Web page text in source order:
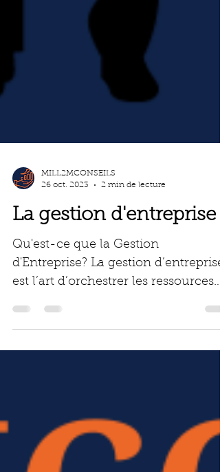
26 oct. 2023
2 min de lecture
La gestion d'entreprise
Qu'est-ce que la Gestion
d'Entreprise? La gestion d’entreprise
est l’art d’orchestrer les ressources